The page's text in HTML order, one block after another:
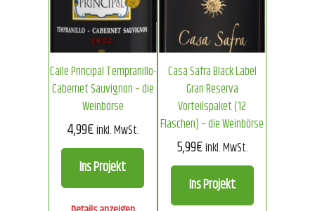
Calle Principal Tempranillo-
Cabernet Sauvignon – die
Weinbörse
4,99€inkl. MwSt.
Ins Projekt
Casa Safra Black Label
Gran Reserva
Vorteilspaket (12
Flaschen) – die Weinbörse
5,99€inkl. MwSt.
Ins Projekt